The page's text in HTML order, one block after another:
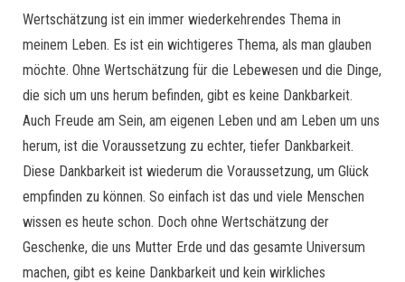
Wertschätzung ist ein immer wiederkehrendes Thema in
meinem Leben. Es ist ein wichtigeres Thema, als man glauben
möchte. Ohne Wertschätzung für die Lebewesen und die Dinge,
die sich um uns herum befinden, gibt es keine Dankbarkeit.
Auch Freude am Sein, am eigenen Leben und am Leben um uns
herum, ist die Voraussetzung zu echter, tiefer Dankbarkeit.
Diese Dankbarkeit ist wiederum die Voraussetzung, um Glück
empfinden zu können. So einfach ist das und viele Menschen
wissen es heute schon. Doch ohne Wertschätzung der
Geschenke, die uns Mutter Erde und das gesamte Universum
machen, gibt es keine Dankbarkeit und kein wirkliches